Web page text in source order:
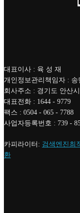
대표이사 : 육 성 재
개인정보관리책임자 : 송
회사주소 : 경기도 안산
대표전화 : 1644 - 9779
팩스 : 0504 - 065 - 7788
사업자등록번호 : 739 -
카피라이터: 검색엔진최
환